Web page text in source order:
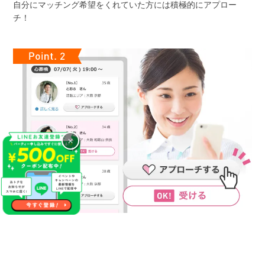
自分にマッチング希望をくれていた方には積極的にアプロー
チ！
×